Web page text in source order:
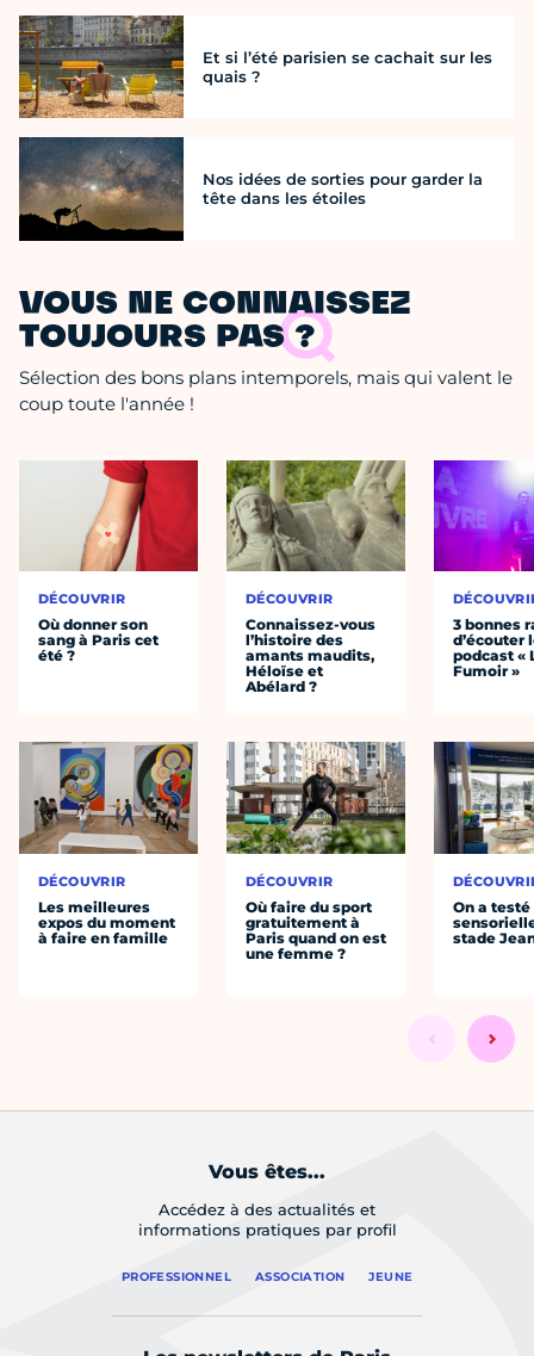
Et si l’été parisien se cachait sur les
quais ?
Nos idées de sorties pour garder la
tête dans les étoiles
VOUS NE CONNAISSEZ
TOUJOURS PAS ?
Sélection des bons plans intemporels, mais qui valent le
coup toute l'année !
DÉCOUVRIR
Où donner son
sang à Paris cet
été ?
DÉCOUVRIR
Les meilleures
expos du moment
à faire en famille
DÉCOUVRIR
Connaissez-vous
l’histoire des
amants maudits,
Héloïse et
Abélard ?
DÉCOUVRIR
Où faire du sport
gratuitement à
Paris quand on est
une femme ?
3 bonnes
d’écouter
podcast «
Fumoir »
On a
stade
Vous êtes...
Accédez à des actualités et
informations pratiques par profil
PROFESSIONNEL ASSOCIATION JEUNE